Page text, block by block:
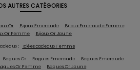
AUTRES CATÉGORIES
Or Bijoux Emeraude
Bijoux Emeraude Femme
Or Femme
Bijoux Or Jaune
: Idées cadeaux Femme
Bagues Or Bagues Emeraude
Bagues Emeraude
Or Femme Bagues Or Jaune